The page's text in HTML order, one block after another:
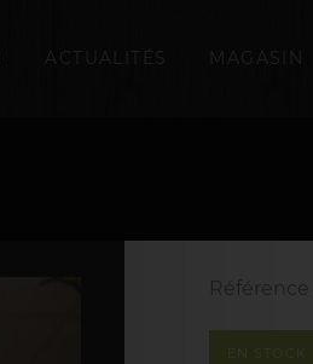
ACTUALITÉS MAGASIN
Référence :
EN STOCK